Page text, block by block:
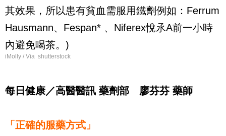
其效果，所以患有貧血需服用鐵劑例如：Ferrum
Hausmann、Fespan* 、Niferex悅氶A前一小時
內避免喝茶。)
iMolly / Via shutterstock
每日健康／高醫醫訊 藥劑部 廖芬芬 藥師
「正確的服藥方式」